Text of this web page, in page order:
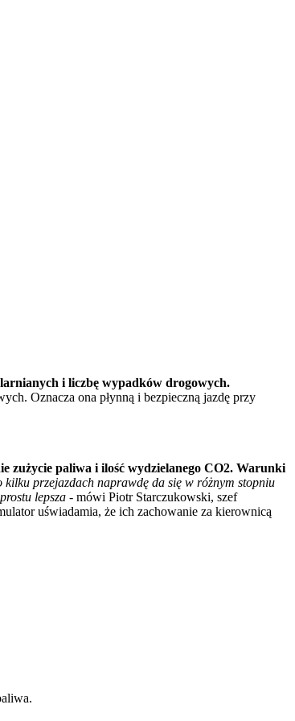
i liczbę wypadków drogowych.
Oznacza ona płynną i bezpieczną jazdę przy
zużycie paliwa i ilość wydzielanego CO2. Warunki
przejazdach naprawdę da się w różnym stopniu
lepsza - mówi Piotr Starczukowski, szef
uświadamia, że ich zachowanie za kierownicą